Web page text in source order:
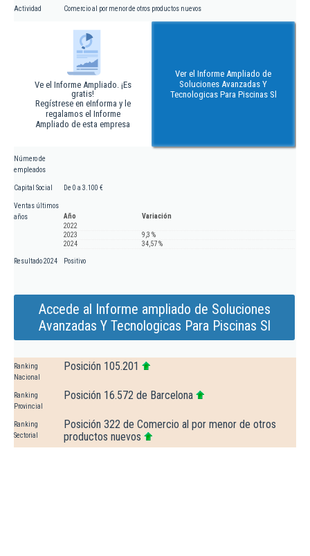
Actividad Comercio al por menor de otros productos nuevos
Ve el Informe Ampliado. ¡Es
gratis!
Regístrese en eInforma y le
regalamos el Informe
Ampliado de esta empresa
Ver el Informe Ampliado de
Soluciones Avanzadas Y
Tecnologicas Para Piscinas Sl
Número de
empleados
Capital Social De 0 a 3.100 €
Ventas últimos
años
Año
Variación
2022
2023
9,3 %
2024
34,57 %
Resultado 2024 Positivo
Accede al Informe ampliado de Soluciones
Avanzadas Y Tecnologicas Para Piscinas Sl
Ranking
Nacional
Posición 105.201
Ranking
Provincial
Posición 16.572 de Barcelona
Ranking
Sectorial
Posición 322 de Comercio al por menor de otros
productos nuevos